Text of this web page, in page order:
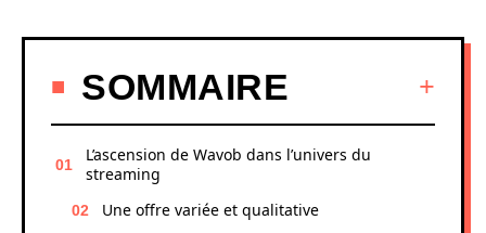
SOMMAIRE
L’ascension de Wavob dans l’univers du
streaming
Une offre variée et qualitative